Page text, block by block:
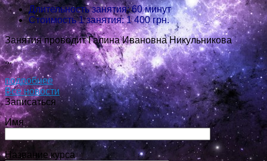
Длительность занятия: 60 минут
Стоимость 1 занятия: 1 400 грн.
Занятия проводит Галина Ивановна Никульникова
...
подробнее
Все новости
Записаться
Имя
Название курса